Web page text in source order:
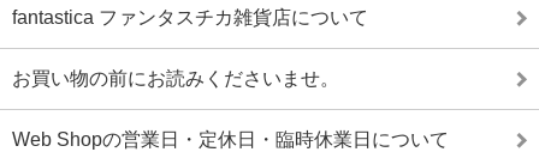
fantastica ファンタスチカ雑貨店について
お買い物の前にお読みくださいませ。
Web Shopの営業日・定休日・臨時休業日について